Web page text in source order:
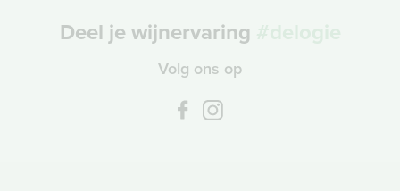
Deel je wijnervaring
Volg ons op